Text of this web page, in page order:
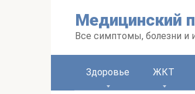
Медицинский
Все симптомы, болезни и
Здоровье ЖКТ